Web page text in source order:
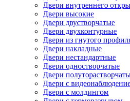
Двери внутреннего
Двери высокие
Двери двустворчатые
Двери двухконтурные
Двери из гнутого
Двери накладные
Двери нестандартные
Двери одностворчатые
Двери
Двери с
Двери с молдингом